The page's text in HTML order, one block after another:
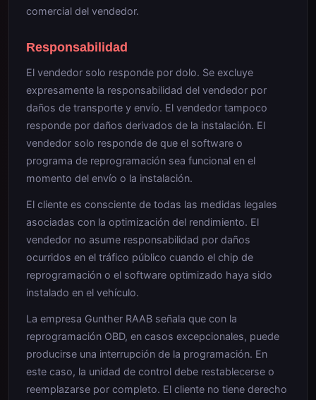
comercial del vendedor.
Responsabilidad
El vendedor solo responde por dolo. Se excluye
expresamente la responsabilidad del vendedor por
daños de transporte y envío. El vendedor tampoco
responde por daños derivados de la instalación. El
vendedor solo responde de que el software o
programa de reprogramación sea funcional en el
momento del envío o la instalación.
El cliente es consciente de todas las medidas legales
asociadas con la optimización del rendimiento. El
vendedor no asume responsabilidad por daños
ocurridos en el tráfico público cuando el chip de
reprogramación o el software optimizado haya sido
instalado en el vehículo.
La empresa Gunther RAAB señala que con la
reprogramación OBD, en casos excepcionales, puede
producirse una interrupción de la programación. En
este caso, la unidad de control debe restablecerse o
reemplazarse por completo. El cliente no tiene derecho